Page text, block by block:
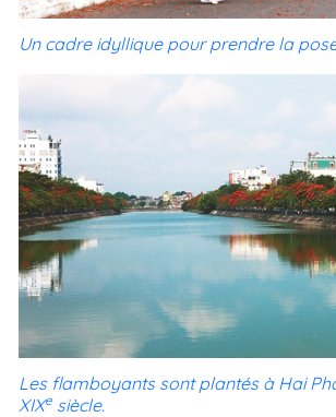
Un cadre idyllique pour prendre la
Les flamboyants sont plantés à Hai
XIXe siècle.